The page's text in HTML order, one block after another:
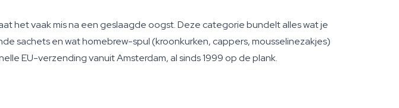
het vaak mis na een geslaagde oogst. Deze categorie bundelt alles wat je
sachets en wat homebrew-spul (kroonkurken, cappers, mousselinezakjes)
EU-verzending vanuit Amsterdam, al sinds 1999 op de plank.